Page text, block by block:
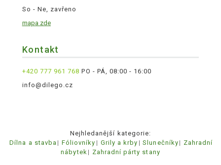
So - Ne, zavřeno
mapa zde
Kontakt
+420 777 961 768 PO - PÁ, 08:00 - 16:00
info@dilego.cz
Nejhledanější kategorie:
Dílna a stavba
Fóliovníky Grily a krby Slunečníky
Zahradní
nábytek
Zahradní párty stany